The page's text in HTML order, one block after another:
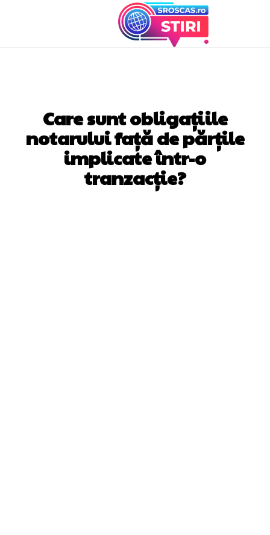
Care sunt obligațiile
notarului față de părțile
implicate într-o
tranzacție?